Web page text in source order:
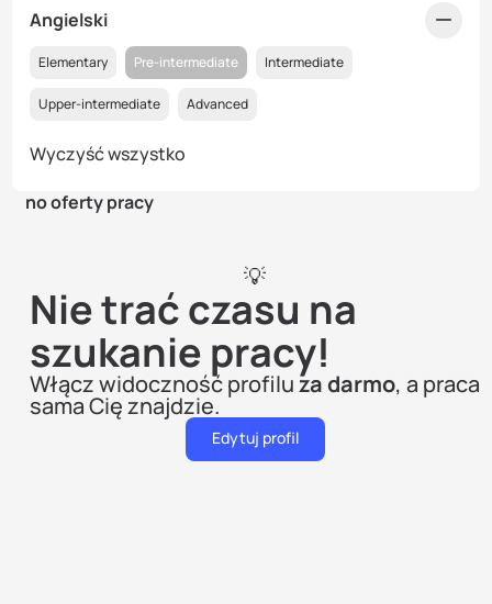
no oferty pracy
💡
Nie trać czasu na
szukanie pracy!
Włącz widoczność profiluza darmo, a praca
sama Cię znajdzie.
Edytuj profil
Angielski
Elementary Pre-intermediate Intermediate
Upper-intermediate Advanced
Wyczyść wszystko